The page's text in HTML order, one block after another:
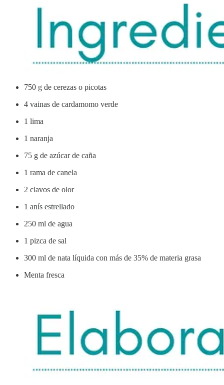
750 g de cerezas o picotas
4 vainas de cardamomo verde
1 lima
1 naranja
75 g de azúcar de caña
1 rama de canela
2 clavos de olor
1 anís estrellado
250 ml de agua
1 pizca de sal
300 ml de nata líquida con más de 35% de materia grasa
Menta fresca